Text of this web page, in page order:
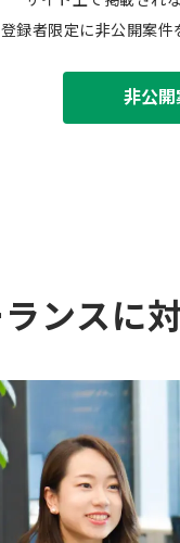
録者限定に非公開案
非公
ンスに